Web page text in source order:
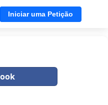
Iniciar uma Petição